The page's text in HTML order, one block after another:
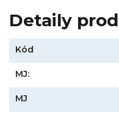
Detaily
Kód
MJ:
MJ